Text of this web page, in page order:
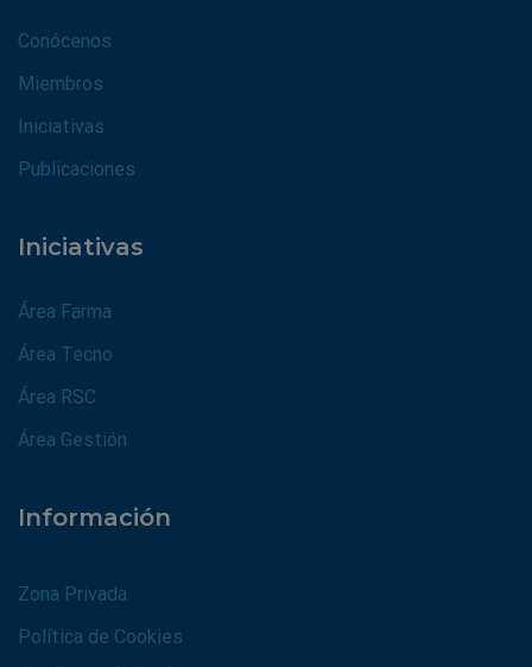
Conócenos
Miembros
Iniciativas
Publicaciones
Iniciativas
Área Farma
Área Tecno
Área RSC
Área Gestión
Información
Zona Privada
Política de Cookies